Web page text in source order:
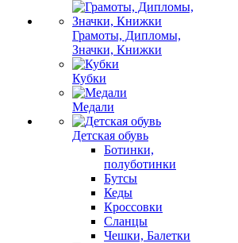
Грамоты, Дипломы,
Значки, Книжки
Кубки
Медали
Детская обувь
Ботинки,
полуботинки
Бутсы
Кеды
Кроссовки
Сланцы
Чешки, Балетки